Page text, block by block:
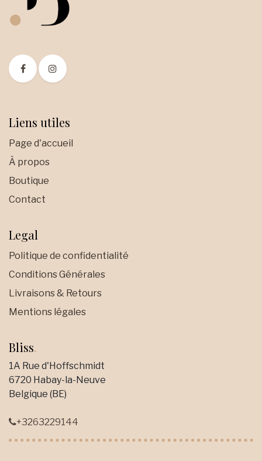
Liens utiles
Page d'accueil
À propos
Boutique
Contact
Legal
Politique de confidentialité
Conditions Générales
Livraisons & Retours
Mentions légales
Bliss.
1A Rue d'Hoffschmidt
6720 Habay-la-Neuve
Belgique (BE)
+3263229144